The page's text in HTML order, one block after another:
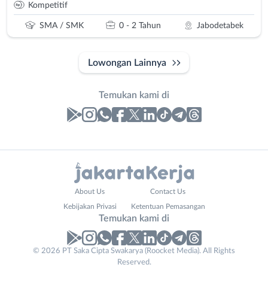
Kompetitif
SMA / SMK 0 - 2 Tahun Jabodetabek
Lowongan Lainnya
Temukan kami di
No. Telp /
About Us Contact Us
Kebijakan Privasi Ketentuan Pemasangan
Temukan kami di
© 2026 PT Saka Cipta Swakarya (Roocket Media). All Rights
Reserved.